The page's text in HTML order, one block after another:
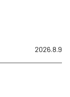
2026.8.9